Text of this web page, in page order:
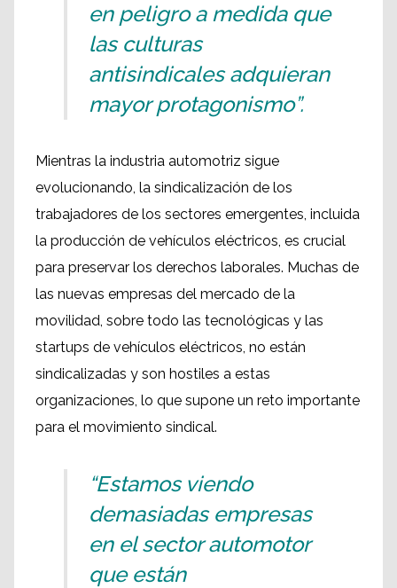
en peligro a medida que
las culturas
antisindicales adquieran
mayor protagonismo”.
Mientras la industria automotriz sigue
evolucionando, la sindicalización de los
trabajadores de los sectores emergentes, incluida
la producción de vehículos eléctricos, es crucial
para preservar los derechos laborales. Muchas de
las nuevas empresas del mercado de la
movilidad, sobre todo las tecnológicas y las
startups de vehículos eléctricos, no están
sindicalizadas y son hostiles a estas
organizaciones, lo que supone un reto importante
para el movimiento sindical.
“Estamos viendo
demasiadas empresas
en el sector automotor
que están